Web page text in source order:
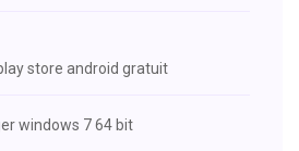
store android gratuit
windows 7 64 bit